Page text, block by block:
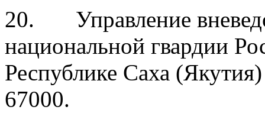
20. Управление
национальной гвардии
Республике Саха
67000.